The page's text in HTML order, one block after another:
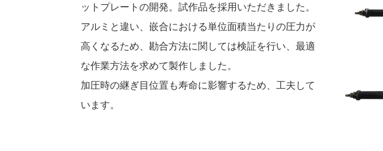
ットプレートの開発。試作品を採用いただきました。
アルミと違い、嵌合における単位面積当たりの圧力が
高くなるため、勘合方法に関しては検証を行い、最適
な作業方法を求めて製作しました。
加圧時の継ぎ目位置も寿命に影響するため、工夫して
います。